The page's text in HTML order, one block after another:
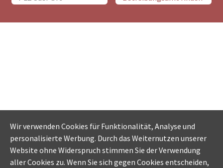
Wir verwenden Cookies für Funktionalität, Analyse und
personalisierte Werbung. Durch das Weiternutzen unserer
Website ohne Widerspruch stimmen Sie der Verwendung
aller Cookies zu. Wenn Sie sich gegen Cookies entscheiden,